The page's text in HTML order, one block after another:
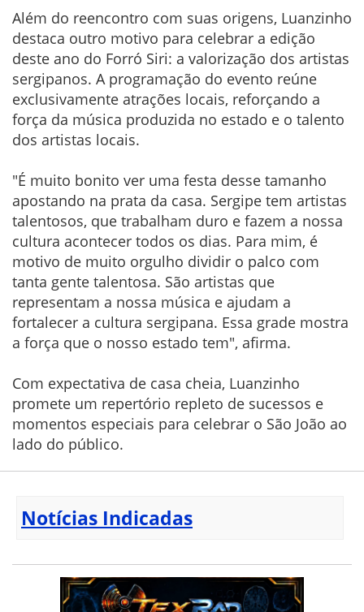
Além do reencontro com suas origens, Luanzinho
destaca outro motivo para celebrar a edição
deste ano do Forró Siri: a valorização dos artistas
sergipanos. A programação do evento reúne
exclusivamente atrações locais, reforçando a
força da música produzida no estado e o talento
dos artistas locais.
"É muito bonito ver uma festa desse tamanho
apostando na prata da casa. Sergipe tem artistas
talentosos, que trabalham duro e fazem a nossa
cultura acontecer todos os dias. Para mim, é
motivo de muito orgulho dividir o palco com
tanta gente talentosa. São artistas que
representam a nossa música e ajudam a
fortalecer a cultura sergipana. Essa grade mostra
a força que o nosso estado tem", afirma.
Com expectativa de casa cheia, Luanzinho
promete um repertório repleto de sucessos e
momentos especiais para celebrar o São João ao
lado do público.
Notícias Indicadas